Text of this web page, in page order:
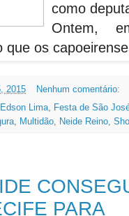
como
Ontem,
que os
2015
Nenhum comentário:
Edson Lima
Festa de São
Multidão Neide Reino
PARA